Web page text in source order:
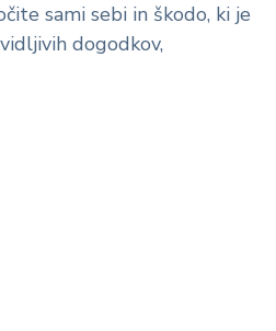
sami sebi in škodo, ki je
dogodkov,